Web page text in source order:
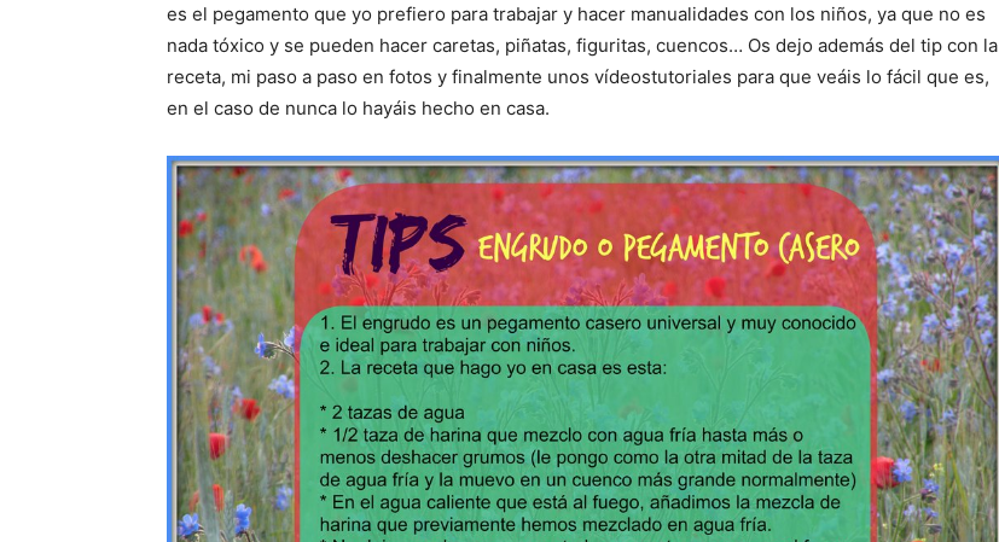
es el pegamento que yo prefiero para trabajar y hacer manualidades con los niños, ya que no es
nada tóxico y se pueden hacer caretas, piñatas, figuritas, cuencos… Os dejo además del tip con la
receta, mi paso a paso en fotos y finalmente unos vídeostutoriales para que veáis lo fácil que es,
en el caso de nunca lo hayáis hecho en casa.